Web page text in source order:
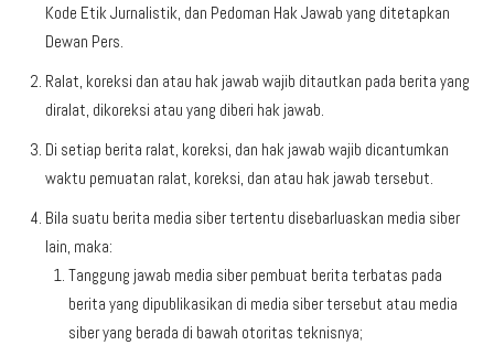
Kode Etik Jurnalistik, dan Pedoman Hak Jawab yang ditetapkan
Dewan Pers.
Ralat, koreksi dan atau hak jawab wajib ditautkan pada berita yang
diralat, dikoreksi atau yang diberi hak jawab.
Di setiap berita ralat, koreksi, dan hak jawab wajib dicantumkan
waktu pemuatan ralat, koreksi, dan atau hak jawab tersebut.
Bila suatu berita media siber tertentu disebarluaskan media siber
lain, maka:
Tanggung jawab media siber pembuat berita terbatas pada
berita yang dipublikasikan di media siber tersebut atau media
siber yang berada di bawah otoritas teknisnya;